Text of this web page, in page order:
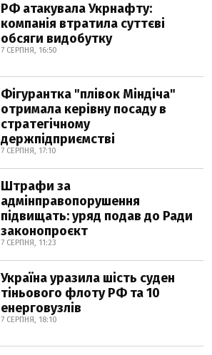
РФ атакувала Укрнафту:
компанія втратила суттєві
обсяги видобутку
7 СЕРПНЯ, 16:50
Фігурантка "плівок Міндіча"
отримала керівну посаду в
стратегічному
держпідприємстві
7 СЕРПНЯ, 17:10
Штрафи за
адмінправопорушення
підвищать: уряд подав до Ради
законопроєкт
7 СЕРПНЯ, 11:23
Україна уразила шість суден
тіньового флоту РФ та 10
енерговузлів
7 СЕРПНЯ, 18:10